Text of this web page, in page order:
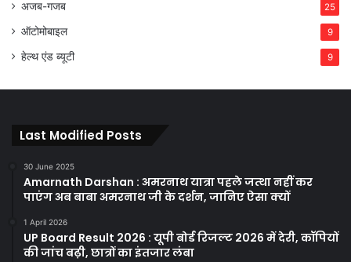
अजब-गजब 25
ऑटोमोबाइल 9
हेल्थ एंड ब्यूटी 9
Last Modified Posts
30 June 2025
Amarnath Darshan : अमरनाथ यात्रा पहले जत्था नहीं कर
पाएंग अब बाबा अमरनाथ जी के दर्शन, जानिए ऐसा क्यों
1 April 2026
UP Board Result 2026 : यूपी बोर्ड रिजल्ट 2026 में देरी, कॉपियों
की जांच बढ़ी, छात्रों का इंतजार लंबा